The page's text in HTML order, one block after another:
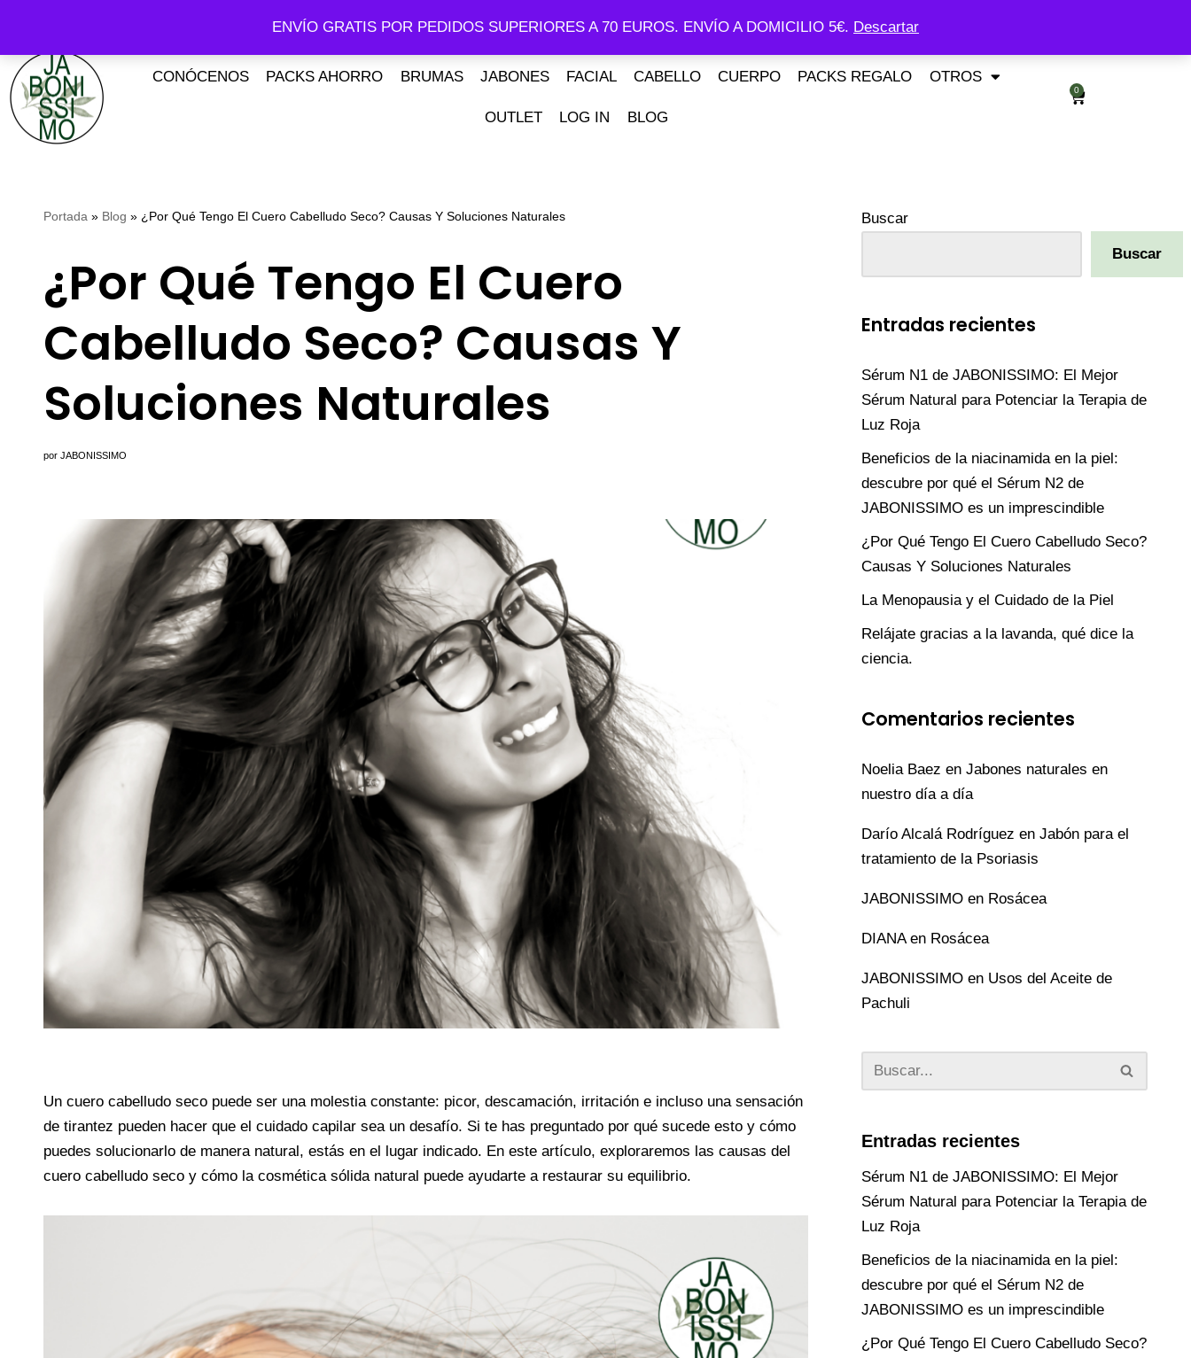
ENVÍO GRATIS POR PEDIDOS SUPERIORES A 70 EUROS. ENVÍO A DOMICILIO 5€. Descartar
al
contenido
CONÓCENOS PACKS AHORRO BRUMAS JABONES FACIAL CABELLO CUERPO PACKS REGALO OTROS
OUTLET LOG IN BLOG
0
Portada » Blog » ¿Por Qué Tengo El Cuero Cabelludo Seco? Causas Y Soluciones Naturales
¿Por Qué Tengo El Cuero
Cabelludo Seco? Causas Y
Soluciones Naturales
por JABONISSIMO
Un cuero cabelludo seco puede ser una molestia constante: picor, descamación, irritación e incluso una sensación
de tirantez pueden hacer que el cuidado capilar sea un desafío. Si te has preguntado por qué sucede esto y cómo
puedes solucionarlo de manera natural, estás en el lugar indicado. En este artículo, exploraremos las causas del
cuero cabelludo seco y cómo la cosmética sólida natural puede ayudarte a restaurar su equilibrio.
Buscar
Buscar
Entradas recientes
Sérum N1 de JABONISSIMO: El Mejor
Sérum Natural para Potenciar la Terapia de
Luz Roja
Beneficios de la niacinamida en la piel:
descubre por qué el Sérum N2 de
JABONISSIMO es un imprescindible
¿Por Qué Tengo El Cuero Cabelludo Seco?
Causas Y Soluciones Naturales
La Menopausia y el Cuidado de la Piel
Relájate gracias a la lavanda, qué dice la
ciencia.
Comentarios recientes
Noelia Baez enJabones naturales en
nuestro día a día
Darío Alcalá Rodríguez enJabón para el
tratamiento de la Psoriasis
JABONISSIMO en Rosácea
DIANAen Rosácea
JABONISSIMO en Usos del Aceite de
Pachuli
Entradas recientes
Sérum N1 de JABONISSIMO: El Mejor
Sérum Natural para Potenciar la Terapia de
Luz Roja
Beneficios de la niacinamida en la piel:
descubre por qué el Sérum N2 de
JABONISSIMO es un imprescindible
¿Por Qué Tengo El Cuero Cabelludo Seco?